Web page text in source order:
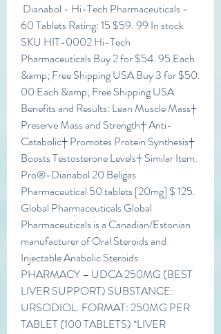
60 Tablets Rating: 15 $59. 99 In stock
SKU HIT-0002 Hi-Tech
Pharmaceuticals Buy 2 for $54. 95 Each
&amp; Free Shipping USA Buy 3 for $50.
00 Each &amp; Free Shipping USA
Benefits and Results: Lean Muscle Mass†
Preserve Mass and Strength† Anti-
Catabolic† Promotes Protein Synthesis†
Boosts Testosterone Levels† Similar Item.
Pro®-Dianabol 20 Beligas
Pharmaceutical 50 tablets [20mg] $ 125.
Global Pharmaceuticals Global
Pharmaceuticals is a Canadian/Estonian
manufacturer of Oral Steroids and
Injectable Anabolic Steroids.
PHARMACY – UDCA 250MG (BEST
LIVER SUPPORT) SUBSTANCE:
URSODIOL. FORMAT: 250MG PER
TABLET (100 TABLETS) *LIVER